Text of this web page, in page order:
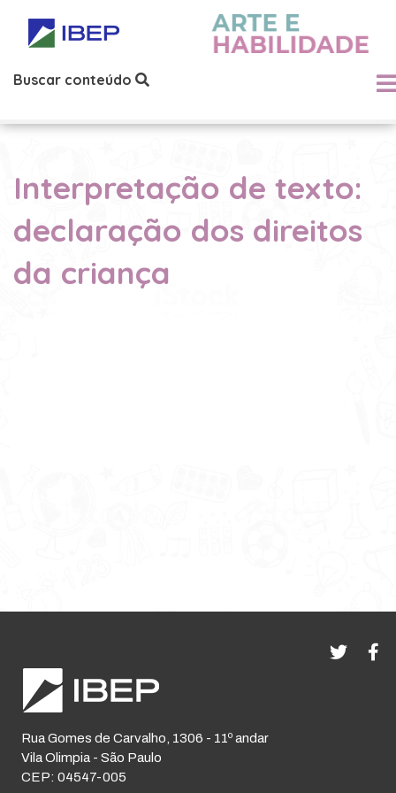
Buscar conteúdo
Interpretação de texto:
declaração dos direitos
da criança
Rua Gomes de Carvalho, 1306 - 11º andar
Vila Olimpia - São Paulo
CEP: 04547-005